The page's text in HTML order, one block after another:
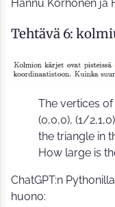
Hannu Korhonen ja
Tehtävä 6:
The vertices
(0,0,0), (1/
the triangle in
How large is
ChatGPT:n
huono: